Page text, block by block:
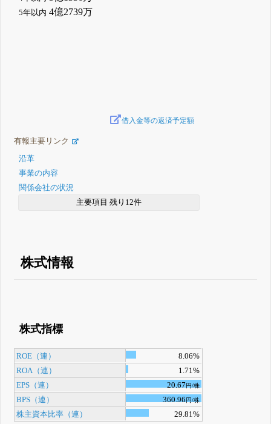
5年以内 4億2739万
借入金等の返済予定額
有報主要リンク
沿革
事業の内容
関係会社の状況
主要項目 残り12件
株式情報
株式指標
ROE（連）
8.06%
ROA（連）
1.71%
EPS（連）
20.67円/株
BPS（連） 360.96円/株
株主資本比率（連） 29.81%